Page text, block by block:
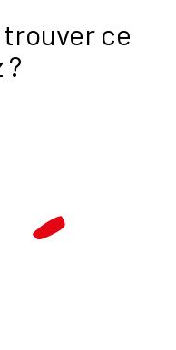
trouver ce